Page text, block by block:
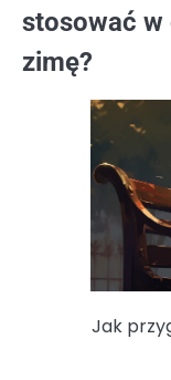
stosować w
zimę?
Jak